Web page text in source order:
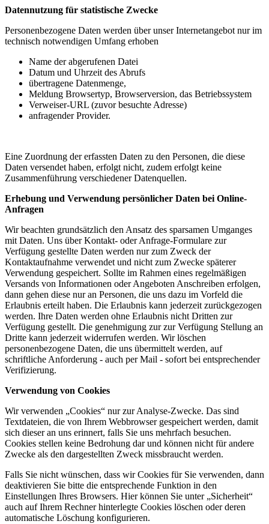
Datennutzung für statistische Zwecke
Personenbezogene Daten werden über unser Internetangebot nur im
technisch notwendigen Umfang erhoben
Name der abgerufenen Datei
Datum und Uhrzeit des Abrufs
übertragene Datenmenge,
Meldung Browsertyp, Browserversion, das Betriebssystem
Verweiser-URL (zuvor besuchte Adresse)
anfragender Provider.
Eine Zuordnung der erfassten Daten zu den Personen, die diese
Daten versendet haben, erfolgt nicht, zudem erfolgt keine
Zusammenführung verschiedener Datenquellen.
Erhebung und Verwendung persönlicher Daten bei Online-
Anfragen
Wir beachten grundsätzlich den Ansatz des sparsamen Umganges
mit Daten. Uns über Kontakt- oder Anfrage-Formulare zur
Verfügung gestellte Daten werden nur zum Zweck der
Kontaktaufnahme verwendet und nicht zum Zwecke späterer
Verwendung gespeichert. Sollte im Rahmen eines regelmäßigen
Versands von Informationen oder Angeboten Anschreiben erfolgen,
dann gehen diese nur an Personen, die uns dazu im Vorfeld die
Erlaubnis erteilt haben. Die Erlaubnis kann jederzeit zurückgezogen
werden. Ihre Daten werden ohne Erlaubnis nicht Dritten zur
Verfügung gestellt. Die genehmigung zur zur Verfügung Stellung an
Dritte kann jederzeit widerrufen werden. Wir löschen
personenbezogene Daten, die uns übermittelt werden, auf
schriftliche Anforderung - auch per Mail - sofort bei entsprechender
Verifizierung.
Verwendung von Cookies
Wir verwenden „Cookies“ nur zur Analyse-Zwecke. Das sind
Textdateien, die von Ihrem Webbrowser gespeichert werden, damit
sich dieser an uns erinnert, falls Sie uns mehrfach besuchen.
Cookies stellen keine Bedrohung dar und können nicht für andere
Zwecke als den dargestellten Zweck missbraucht werden.
Falls Sie nicht wünschen, dass wir Cookies für Sie verwenden, dann
deaktivieren Sie bitte die entsprechende Funktion in den
Einstellungen Ihres Browsers. Hier können Sie unter „Sicherheit“
auch auf Ihrem Rechner hinterlegte Cookies löschen oder deren
automatische Löschung konfigurieren.